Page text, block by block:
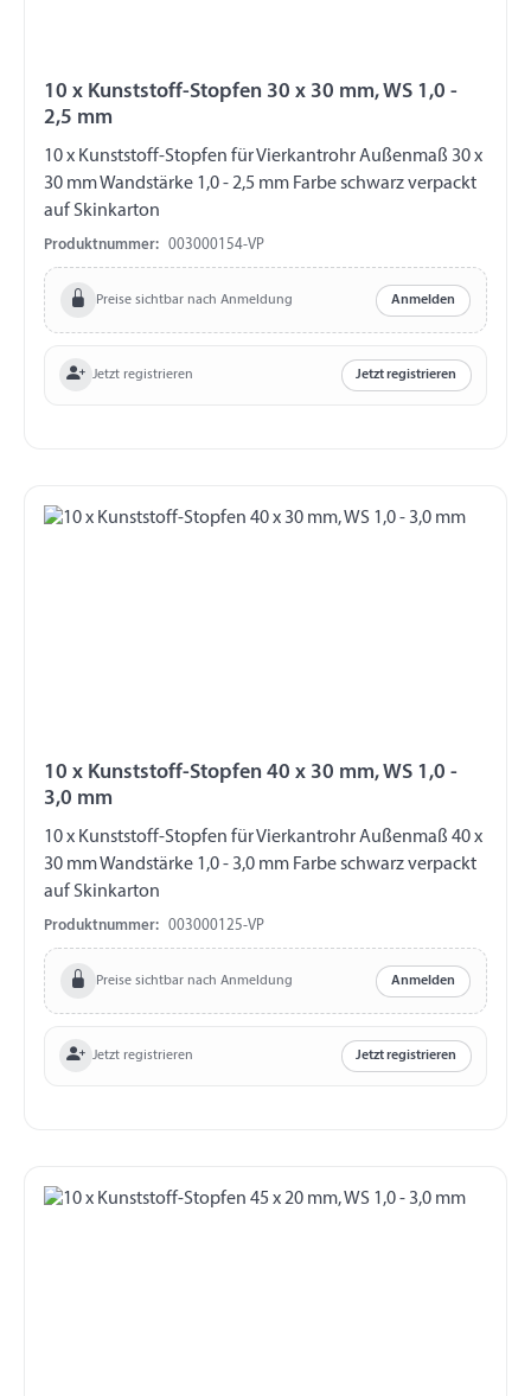
10 x Kunststoff-Stopfen 30 x 30 mm, WS 1,0 -
2,5 mm
10 x Kunststoff-Stopfen für Vierkantrohr Außenmaß 30 x
30 mm Wandstärke 1,0 - 2,5 mm Farbe schwarz verpackt
auf Skinkarton
Produktnummer: 003000154-VP
Preise sichtbar nach Anmeldung Anmelden
Jetzt registrieren Jetzt registrieren
10 x Kunststoff-Stopfen 40 x 30 mm, WS 1,0 -
3,0 mm
10 x Kunststoff-Stopfen für Vierkantrohr Außenmaß 40 x
30 mm Wandstärke 1,0 - 3,0 mm Farbe schwarz verpackt
auf Skinkarton
Produktnummer: 003000125-VP
Preise sichtbar nach Anmeldung Anmelden
Jetzt registrieren Jetzt registrieren